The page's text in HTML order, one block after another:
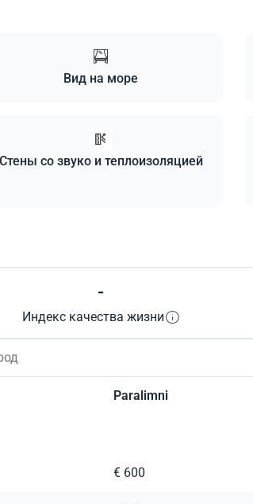
Вид на море
Стены со звуко и теплоизоляцией
-
Индекс качества жизни
Paralimni
€ 600